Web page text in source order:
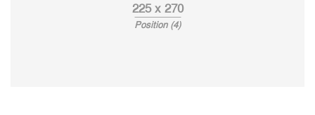
225 x 270
Position (4)